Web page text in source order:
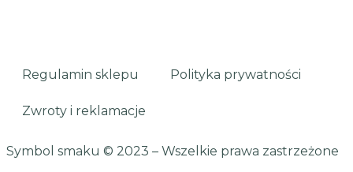
Symbol smaku © 2023 – Wszelkie prawa zastrzeżone
Regulamin sklepu Polityka prywatności
Zwroty i reklamacje